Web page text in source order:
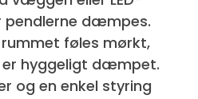
pendlerne dæmpes.
føles mørkt,
hyggeligt dæmpet.
og en enkel styring